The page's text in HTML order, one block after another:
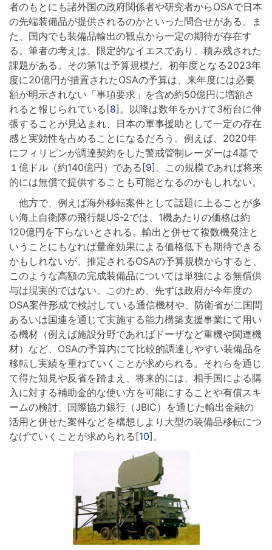
者のもとにも諸外国の政府関係者や研究者からOSAで日本
の先端装備品が提供されるのかといった問合せがある。ま
た、国内でも装備品輸出の観点から一定の期待が存在す
る。筆者の考えは、限定的なイエスであり、積み残された
課題がある。その第1は予算規模だ。初年度となる2023年
度に20億円が措置されたOSAの予算は、来年度には必要
額が明示されない「事項要求」を含め約50億円に増額さ
れると報じられている[8]。以降は数年をかけて3桁台に伸
張することが見込まれ、日本の軍事援助として一定の存在
感と実効性を占めることになるだろう。例えば、2020年
にフィリピンが調達契約をした警戒管制レーダーは4基で
１億ドル（約140億円）である[9]。この規模であれば将来
的には無償で提供することも可能となるのかもしれない。
他方で、例えば海外移転案件として話題に上ることが多
い海上自衛隊の飛行艇US-2では、1機あたりの価格は約
120億円を下らないとされる。輸出と併せて複数機発注と
いうことにもなれば量産効果による価格低下も期待できる
かもしれないが、推定されるOSAの予算規模からすると、
このような高額の完成装備品については単独による無償供
与は現実的ではない。このため、先ずは政府が今年度の
OSA案件形成で検討している通信機材や、防衛省が二国間
あるいは国連を通じて実施する能力構築支援事業にて用い
る機材（例えば施設分野であればドーザなど重機や関連機
材）など、OSAの予算内にて比較的調達しやすい装備品を
移転し実績を重ねていくことが求められる。それらを通じ
て得た知見や反省を踏まえ、将来的には、相手国による購
入に対する補助金的な使い方を可能にすることや有償スキ
ームの検討、国際協力銀行（JBIC）を通じた輸出金融の
活用と併せた案件などを構想しより大型の装備品移転につ
なげていくことが求められる[10]。